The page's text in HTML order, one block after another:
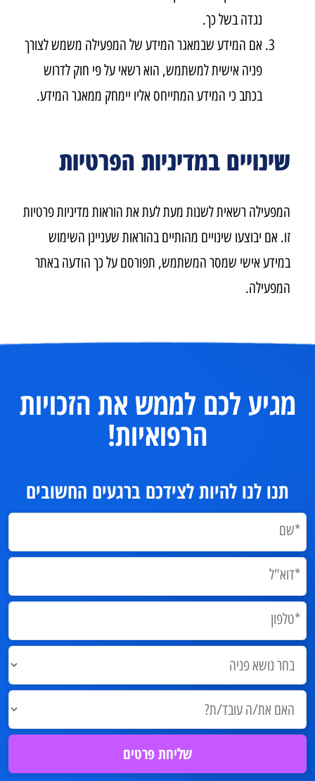
נגדה בשל כך.
אם המידע שבמאגר המידע של המפעילה משמש לצורך
פניה אישית למשתמש, הוא רשאי על פי חוק לדרוש
בכתב כי המידע המתייחס אליו יימחק ממאגר המידע.
שינויים במדיניות הפרטיות
המפעילה רשאית לשנות מעת לעת את הוראות מדיניות פרטיות
זו. אם יבוצעו שינויים מהותיים בהוראות שעניינן השימוש
במידע אישי שמסר המשתמש, תפורסם על כך הודעה באתר
המפעילה.
מגיע לכם לממש את הזכויות
הרפואיות!
תנו לנו להיות לצידכם ברגעים החשובים